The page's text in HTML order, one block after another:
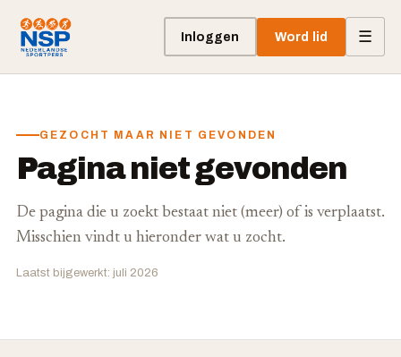
Inloggen Word lid ☰
GEZOCHT MAAR NIET GEVONDEN
Pagina niet gevonden
De pagina die u zoekt bestaat niet (meer) of is verplaatst.
Misschien vindt u hieronder wat u zocht.
Laatst bijgewerkt: juli 2026